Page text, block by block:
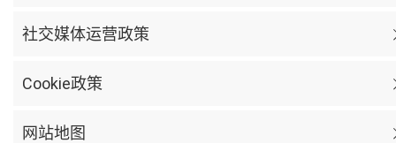
社交媒体运营政策
Cookie政策
网站地图